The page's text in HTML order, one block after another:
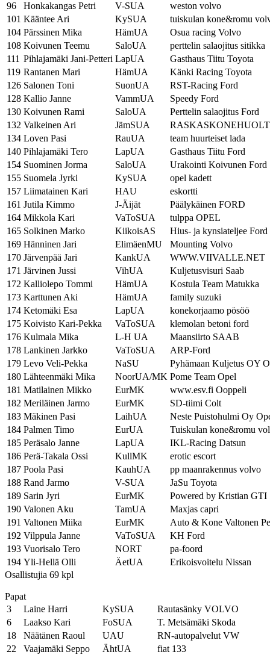
96
Honkakangas Petri V-SUA
weston volvo
101 Kääntee Ari KySUA
tuiskulan kone&romu
104 Pärssinen Mika HämUA
Osua racing Volvo
108 Koivunen Teemu SaloUA
perttelin salaojitus sitikka
111 Pihlajamäki Jani-Petteri LapUA
Gasthaus Tiitu Toyota
119 Rantanen Mari HämUA
Känki Racing Toyota
126 Salonen Toni SuonUA
RST-Racing Ford
128 Kallio Janne VammUA
Speedy Ford
130 Koivunen Rami SaloUA
Perttelin salaojitus Ford
132 Valkeinen Ari JämSUA
134 Loven Pasi RauUA
team huurteiset lada
140 Pihlajamäki Tero LapUA
Gasthaus Tiitu Ford
154 Suominen Jorma SaloUA
Urakointi Koivunen Ford
155 Suomela Jyrki KySUA
opel kadett
157 Liimatainen Kari HAU
eskortti
161 Jutila Kimmo J-Äijät
Päälykäinen FORD
164 Mikkola Kari VaToSUA
tulppa OPEL
165 Solkinen Marko KiikoisAS
Hius- ja kynsiateljee Ford
169 Hänninen Jari ElimäenMU
Mounting Volvo
170 Järvenpää Jari KankUA
WWW.VIIVALLE.NET
171 Järvinen Jussi VihUA
Kuljetusvisuri Saab
172 Kalliolepo Tommi HämUA
Kostula Team Matukka
173 Karttunen Aki HämUA
family suzuki
174 Ketomäki Esa LapUA
konekorjaamo pösöö
175 Koivisto Kari-Pekka VaToSUA
klemolan betoni ford
176 Kulmala Mika L-H UA
Maansiirto SAAB
178 Lankinen Jarkko VaToSUA
ARP-Ford
179 Levo Veli-Pekka NaSU
Pyhämaan Kuljetus OY
180 Lähteenmäki Mika NoorUA/MK Pome Team Opel
181 Matilainen Mikko EurMK
www.esv.fi Ooppeli
182 Meriläinen Jarmo EurMK
SD-tiimi Colt
183 Mäkinen Pasi LaihUA
Neste Puistohulmi Oy
184 Palmen Timo EurUA
Tuiskulan kone&romu
185 Peräsalo Janne LapUA
IKL-Racing Datsun
186 Perä-Takala Ossi KullMK
erotic escort
187 Poola Pasi KauhUA
pp maanrakennus volvo
188 Rand Jarmo V-SUA
JaSu Toyota
189 Sarin Jyri EurMK
Powered by Kristian GTI
190 Valonen Aku TamUA
Maxjas capri
191 Valtonen Miika EurMK
Auto & Kone Valtonen
192 Vilppula Janne VaToSUA
KH Ford
193 Vuorisalo Tero NORT
pa-foord
194 Yli-Hellä Olli ÄetUA
Erikoisvoitelu Nissan
Osallistujia 69 kpl
Papat
3
Laine Harri KySUA
Rautasänky VOLVO
6
Laakso Kari FoSUA
T. Metsämäki Skoda
18
Näätänen Raoul UAU
RN-autopalvelut VW
22
Vaajamäki Seppo ÄhtUA fiat 133